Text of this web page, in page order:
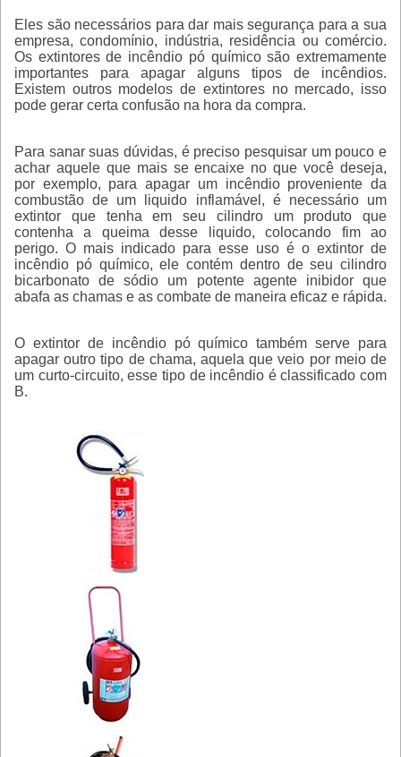
Eles são necessários para dar mais segurança para a sua
empresa, condomínio, indústria, residência ou comércio.
Os extintores de incêndio pó químico são extremamente
importantes para apagar alguns tipos de incêndios.
Existem outros modelos de extintores no mercado, isso
pode gerar certa confusão na hora da compra.
Para sanar suas dúvidas, é preciso pesquisar um pouco e
achar aquele que mais se encaixe no que você deseja,
por exemplo, para apagar um incêndio proveniente da
combustão de um liquido inflamável, é necessário um
extintor que tenha em seu cilindro um produto que
contenha a queima desse liquido, colocando fim ao
perigo. O mais indicado para esse uso é o extintor de
incêndio pó químico, ele contém dentro de seu cilindro
bicarbonato de sódio um potente agente inibidor que
abafa as chamas e as combate de maneira eficaz e rápida.
O extintor de incêndio pó químico também serve para
apagar outro tipo de chama, aquela que veio por meio de
um curto-circuito, esse tipo de incêndio é classificado com
B.